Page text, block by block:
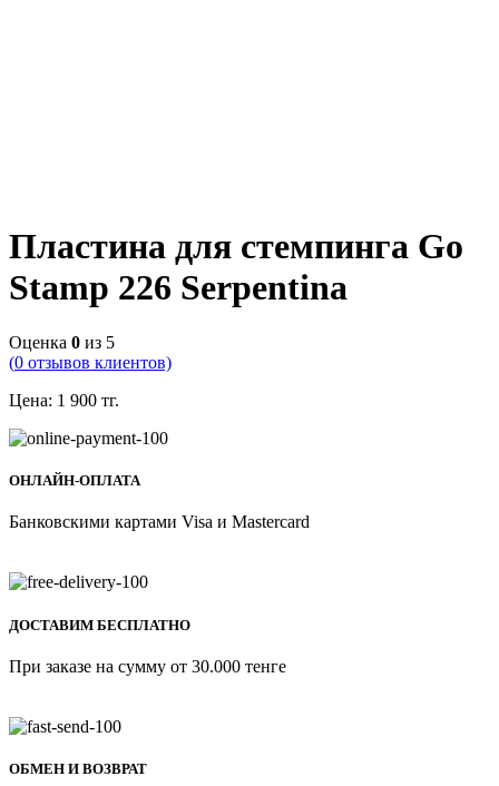
Пластина для стемпинга Go
Stamp 226 Serpentina
Оценка 0 из 5
(0 отзывов клиентов)
Цена: 1 900 тг.
ОНЛАЙН-ОПЛАТА
Банковскими картами Visa и Mastercard
ДОСТАВИМ БЕСПЛАТНО
При заказе на сумму от 30.000 тенге
ОБМЕН И ВОЗВРАТ